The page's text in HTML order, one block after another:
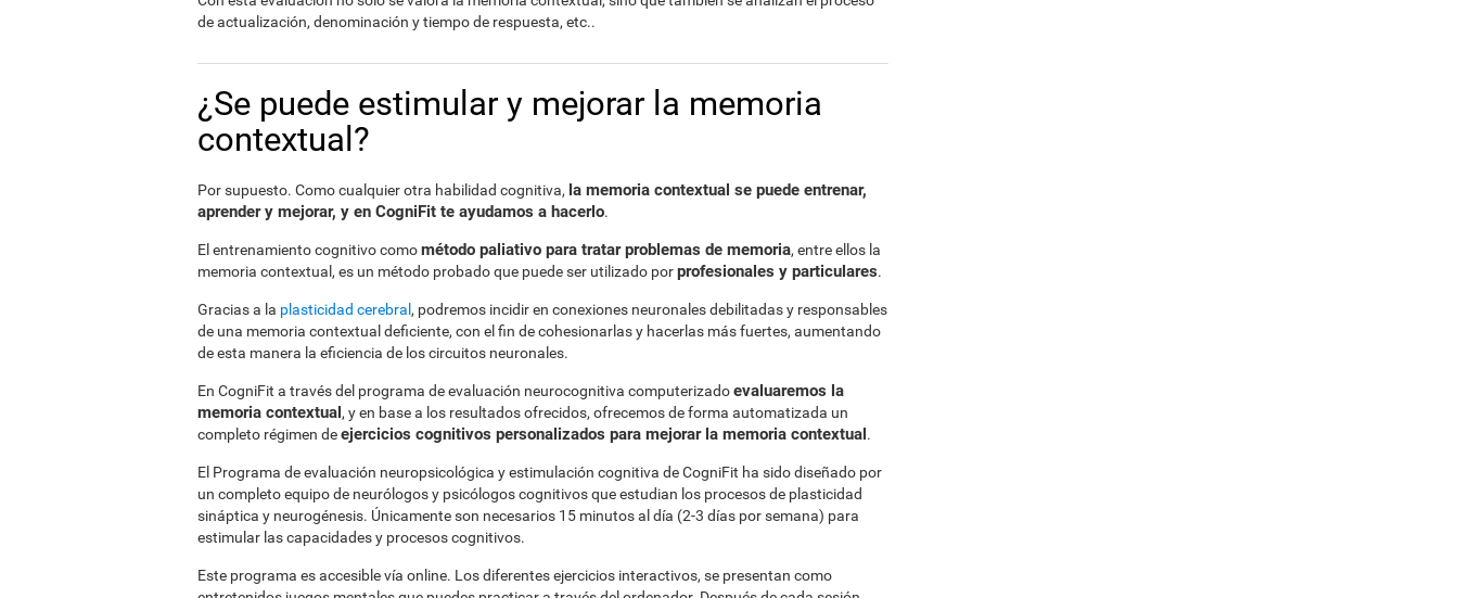
de actualización, denominación y tiempo de respuesta, etc..
¿Se puede estimular y mejorar la memoria
contextual?
Por supuesto. Como cualquier otra habilidad cognitiva, la memoria contextual se puede entrenar,
aprender y mejorar, y en CogniFit te ayudamos a hacerlo.
El entrenamiento cognitivo comométodo paliativo para tratar problemas de memoria, entre ellos la
memoria contextual, es un método probado que puede ser utilizado porprofesionales y particulares.
Gracias a la plasticidad cerebral , podremos incidir en conexiones neuronales debilitadas y responsables
de una memoria contextual deficiente, con el fin de cohesionarlas y hacerlas más fuertes, aumentando
de esta manera la eficiencia de los circuitos neuronales.
En CogniFit a través del programa de evaluación neurocognitiva computerizadoevaluaremos la
memoria contextual, y en base a los resultados ofrecidos, ofrecemos de forma automatizada un
completo régimen deejercicios cognitivos personalizados para mejorar la memoria contextual.
El Programa de evaluación neuropsicológica y estimulación cognitiva de CogniFit ha sido diseñado por
un completo equipo de neurólogos y psicólogos cognitivos que estudian los procesos de plasticidad
sináptica y neurogénesis. Únicamente son necesarios 15 minutos al día (2-3 días por semana) para
estimular las capacidades y procesos cognitivos.
Este programa es accesible vía online. Los diferentes ejercicios interactivos, se presentan como